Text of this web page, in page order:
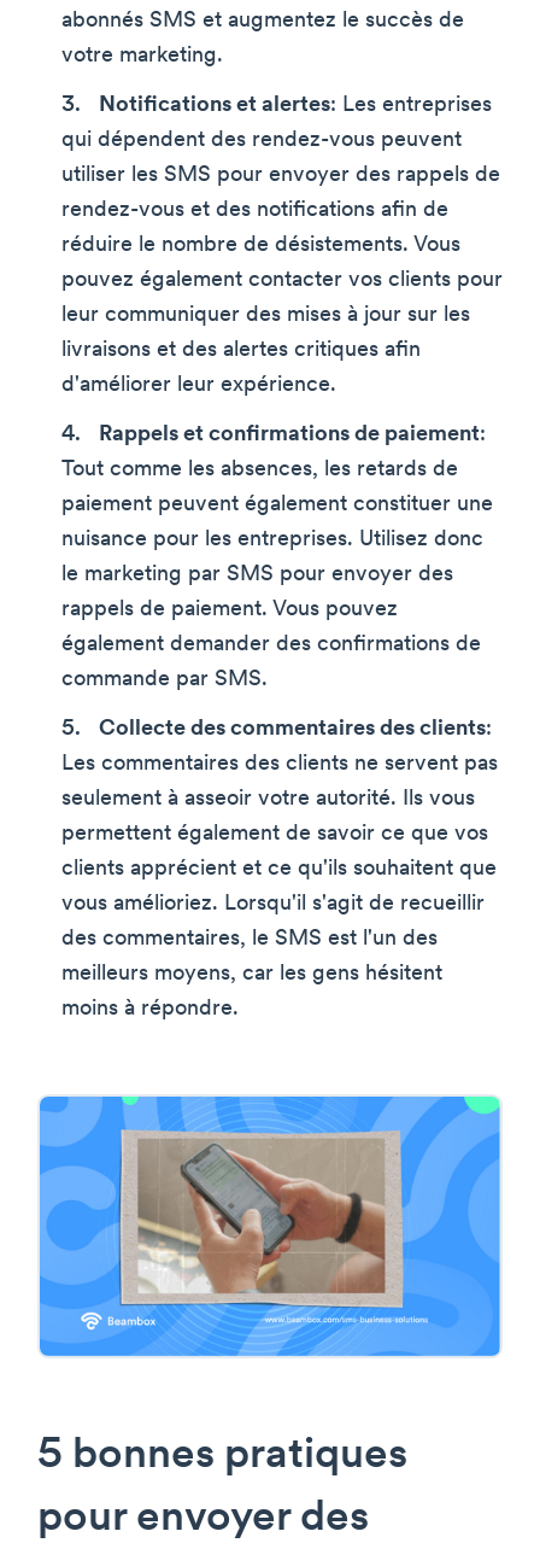
abonnés SMS et augmentez le succès de
votre marketing.
Notifications et alertes: Les entreprises
qui dépendent des rendez-vous peuvent
utiliser les SMS pour envoyer des rappels de
rendez-vous et des notifications afin de
réduire le nombre de désistements. Vous
pouvez également contacter vos clients pour
leur communiquer des mises à jour sur les
livraisons et des alertes critiques afin
d'améliorer leur expérience.
Rappels et confirmations de paiement:
Tout comme les absences, les retards de
paiement peuvent également constituer une
nuisance pour les entreprises. Utilisez donc
le marketing par SMS pour envoyer des
rappels de paiement. Vous pouvez
également demander des confirmations de
commande par SMS.
Collecte des commentaires des clients:
Les commentaires des clients ne servent pas
seulement à asseoir votre autorité. Ils vous
permettent également de savoir ce que vos
clients apprécient et ce qu'ils souhaitent que
vous amélioriez. Lorsqu'il s'agit de recueillir
des commentaires, le SMS est l'un des
meilleurs moyens, car les gens hésitent
moins à répondre.
5 bonnes pratiques
pour envoyer des